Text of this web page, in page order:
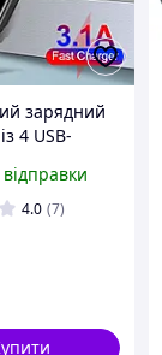
зарядний
4 USB-
швидкого
3.1 А
4.0 (7)